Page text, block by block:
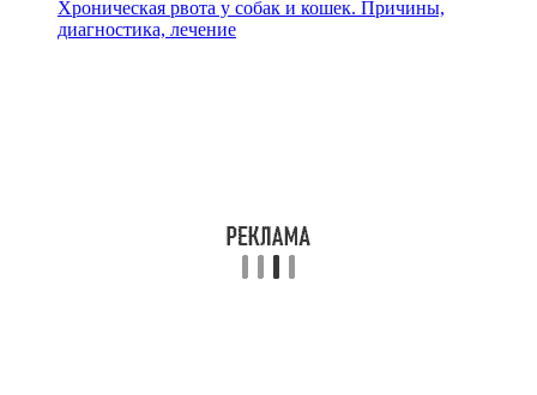
Хроническая рвота у собак и кошек. Причины,
диагностика, лечение